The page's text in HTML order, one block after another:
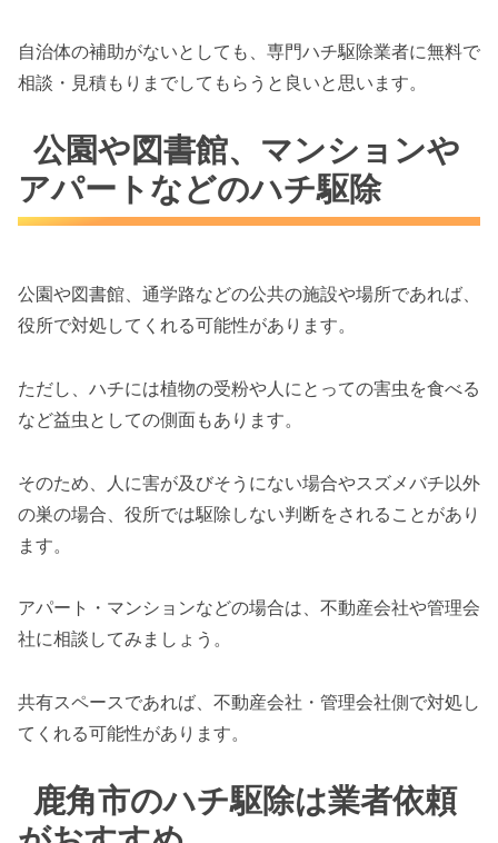
自治体の補助がないとしても、専門ハチ駆除業者に無料で
相談・見積もりまでしてもらうと良いと思います。
公園や図書館、マンションや
アパートなどのハチ駆除
公園や図書館、通学路などの公共の施設や場所であれば、
役所で対処してくれる可能性があります。
ただし、ハチには植物の受粉や人にとっての害虫を食べる
など益虫としての側面もあります。
そのため、人に害が及びそうにない場合やスズメバチ以外
の巣の場合、役所では駆除しない判断をされることがあり
ます。
アパート・マンションなどの場合は、不動産会社や管理会
社に相談してみましょう。
共有スペースであれば、不動産会社・管理会社側で対処し
てくれる可能性があります。
鹿角市のハチ駆除は業者依頼